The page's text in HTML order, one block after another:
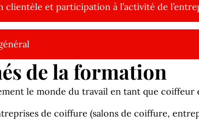
clientèle et participation à l’activité de
de la formation
le monde du travail en tant que coiffeur
de coiffure (salons de coiffure,